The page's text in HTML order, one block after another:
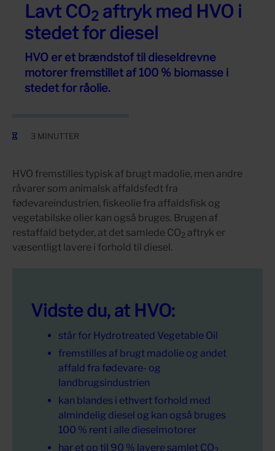
Lavt CO2 aftryk med HVO i
stedet for diesel
HVO er et brændstof til dieseldrevne
motorer fremstillet af 100 % biomasse i
stedet for råolie.
3 MINUTTER
HVO fremstilles typisk af brugt madolie, men andre
råvarer som animalsk affaldsfedt fra
fødevareindustrien, fiskeolie fra affaldsfisk og
vegetabilske olier kan også bruges. Brugen af
restaffald betyder, at det samlede CO2 aftryk er
væsentligt lavere i forhold til diesel.
Vidste du, at HVO:
står for Hydrotreated Vegetable Oil
fremstilles af brugt madolie og andet
affald fra fødevare- og
landbrugsindustrien
kan blandes i ethvert forhold med
almindelig diesel og kan også bruges
100 % rent i alle dieselmotorer
har et op til 90 % lavere samlet CO